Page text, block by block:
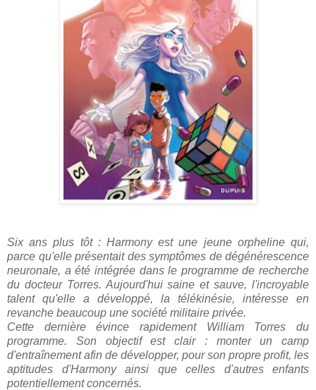
Six ans plus tôt : Harmony est une jeune orpheline qui,
parce qu'elle présentait des symptômes de dégénérescence
neuronale, a été intégrée dans le programme de recherche
du docteur Torres. Aujourd'hui saine et sauve, l'incroyable
talent qu'elle a développé, la télékinésie, intéresse en
revanche beaucoup une société militaire privée.
Cette dernière évince rapidement William Torres du
programme. Son objectif est clair : monter un camp
d'entraînement afin de développer, pour son propre profit, les
aptitudes d'Harmony ainsi que celles d'autres enfants
potentiellement concernés.